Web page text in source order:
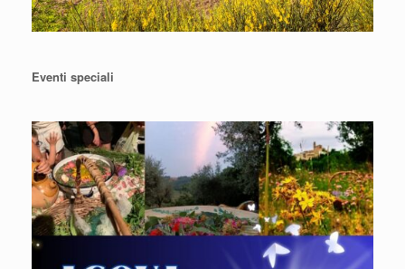
Eventi speciali